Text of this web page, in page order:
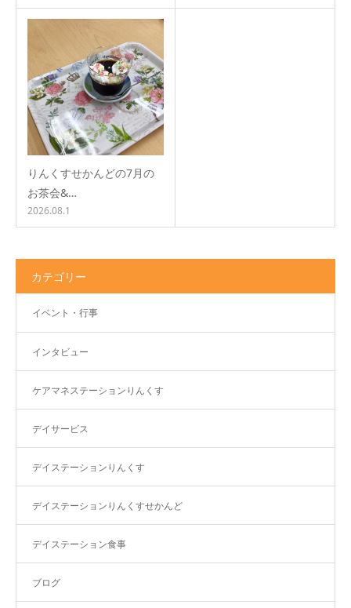
りんくすせかんどの7月の
お茶会&…
2026.08.1
カテゴリー
イベント・行事
インタビュー
ケアマネステーションりんくす
デイサービス
デイステーションりんくす
デイステーションりんくすせかんど
デイステーション食事
ブログ